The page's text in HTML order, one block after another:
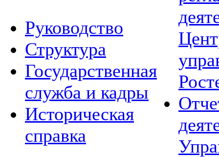
Руководство
Структура
Государственная
служба и кадры
Историческая
справка